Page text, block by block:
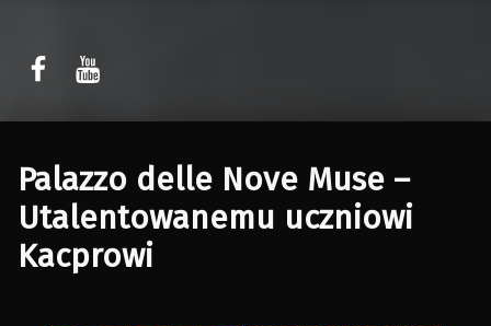
W Rytmie Światła – miasto wyobrażone
Palazzo delle Nove Muse –
Utalentowanemu uczniowi
Kacprowi